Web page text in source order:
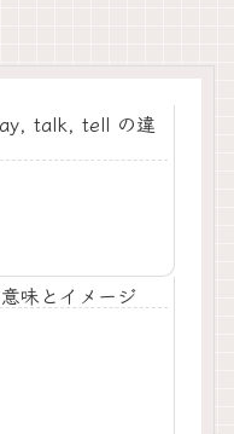
talk, tell の違
味とイメージ